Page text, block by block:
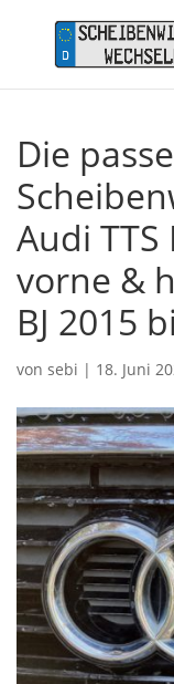
Die
Audi
vorne &
BJ 2015
von sebi | 18. Juni